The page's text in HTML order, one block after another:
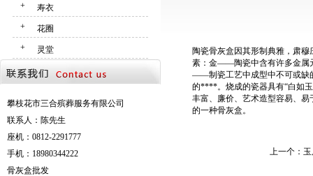
+
寿衣
+
花圈
+
灵堂
攀枝花市三合殡葬服务有限公司
联系人：陈先生
座机：0812-2291777
手机：18980344222
骨灰盒批发
陶瓷骨灰盒因其形制典雅，肃
素：金——陶瓷中含有许多金属
——制瓷工艺中成型中不可或缺
的****。烧成的瓷器具有“白如
丰富、廉价、艺术造型容易、
的一种骨灰盒。
上一个：